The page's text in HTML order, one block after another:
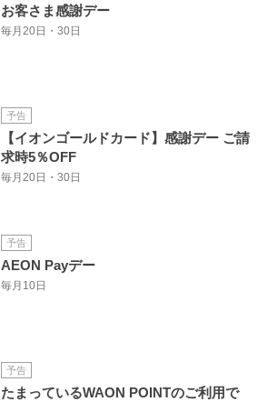
お客さま感謝デー
毎月20日・30日
予告
【イオンゴールドカード】感謝デー ご請
求時5％OFF
毎月20日・30日
予告
AEON Payデー
毎月10日
予告
たまっているWAON POINTのご利用で